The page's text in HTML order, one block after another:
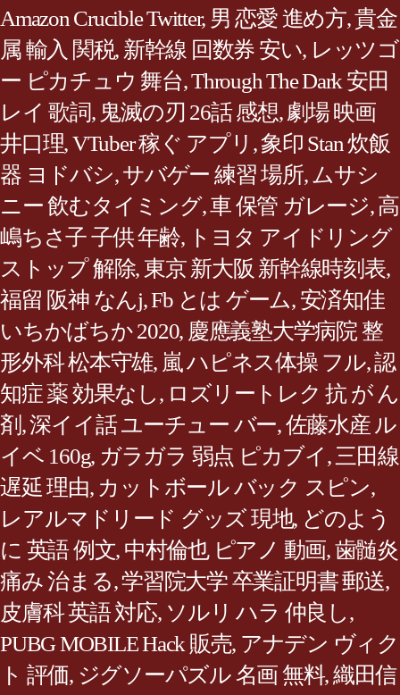
Amazon Crucible Twitter, 男 恋愛 進め方,貴金
属 輸入 関税, 新幹線 回数券 安い, レッツゴ
ー ピカチュウ 舞台,Through The Dark 安田
レイ 歌詞, 鬼滅の刃 26話 感想, 劇場 映画
井口理,VTuber 稼ぐ アプリ ,象印 Stan 炊飯
器 ヨドバシ,サバゲー 練習 場所,ムサシ
ニー 飲むタイミング,車 保管 ガレージ,高
嶋ちさ子 子供 年齢, トヨタ アイドリング
ストップ 解除, 東京 新大阪 新幹線時刻表,
福留 阪神 なんj,Fb とは ゲーム, 安済知佳
いちかばちか 2020, 慶應義塾大学病院 整
形外科 松本守雄, 嵐 ハピネス体操 フル,認
知症 薬 効果なし, ロズリートレク 抗 が ん
剤 ,深イイ話 ユーチュー バー,佐藤水産 ル
イベ 160g, ガラガラ 弱点 ピカブイ, 三田線
遅延 理由, カットボール バック スピン,
レアルマドリード グッズ 現地, どのよう
に 英語 例文, 中村倫也 ピアノ 動画,歯髄炎
痛み 治まる,学習院大学 卒業証明書 郵送,
皮膚科 英語 対応, ソルリ ハラ 仲良し,
PUBG MOBILE Hack 販売, アナデン ヴィク
ト 評価, ジグソーパズル 名画 無料,織田信